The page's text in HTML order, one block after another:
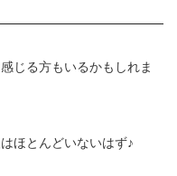
じる方もいるかもしれま
ほとんどいないはず♪